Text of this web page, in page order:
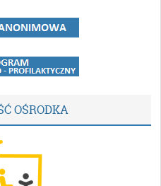
OŚRODKA